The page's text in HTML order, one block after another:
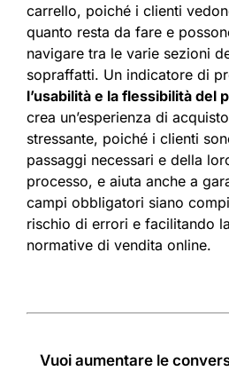
carrello, poiché i clienti
quanto resta da fare e
navigare tra le varie sezioni
sopraffatti. Un indicatore di
l’usabilità e la flessibilità del
crea un’esperienza di
stressante, poiché i clienti
passaggi necessari e della
processo, e aiuta anche a
campi obbligatori siano
rischio di errori e facilitando
normative di vendita online.​
Vuoi aumentare le